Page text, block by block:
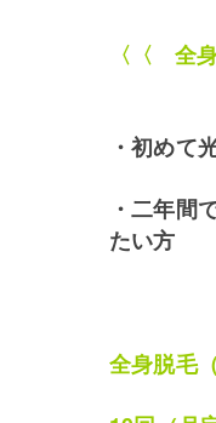
〈〈 全
・初めて
・二年間
たい方
全身脱毛